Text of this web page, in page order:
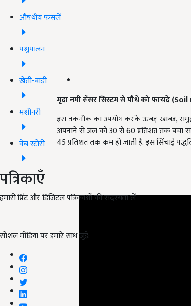
औषधीय फसलें
पशुपालन
खेती-बाड़ी
मशीनरी
वेब स्टोरी
पत्रिकाएँ
हमारी प्रिंट और डिजिटल पत्रिकाओं की सदस्यता लें
सोशल मीडिया पर हमारे साथ जुड़ें:
मृदा नमी सेंसर सिस्टम से पौधे को फायदे(Soil
इस तकनीक का उपयोग करके ऊबड़-खाबड़,
अपनाने से जल को 30 से 60 प्रतिशत तक बचा
45 प्रतिशत तक कम हो जाती है. इस सिंचाई